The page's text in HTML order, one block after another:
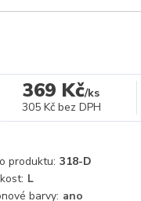
369 Kč/ks
305 Kč bez DPH
produktu: 318-D
L
barvy: ano